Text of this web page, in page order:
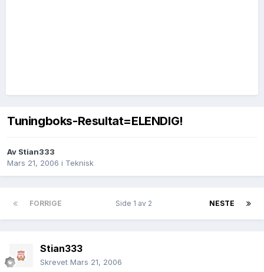
Tuningboks-Resultat=ELENDIG!
Av Stian333
Mars 21, 2006 i Teknisk
FORRIGE NESTE
Side 1 av 2
Stian333
Skrevet Mars 21, 2006